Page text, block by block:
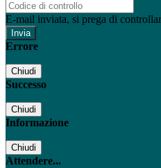
E-mail inviata, si prega di
Errore
Chiudi
Successo
Chiudi
Informazione
Chiudi
Attendere...